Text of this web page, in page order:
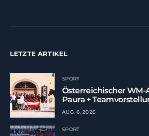
LETZTE ARTIKEL
SPORT
Österreichischer
Paura +
AUG. 6, 2026
SPORT